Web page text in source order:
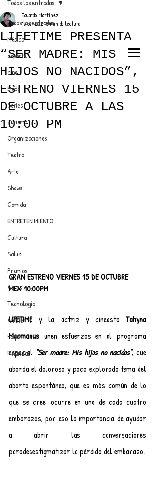
ANUNCIATE CON NOSOTROS
PARA MÁS INFORMACIÓN:
dinamicaseltrendytop@gmail.com
EL TRENDY TOP
CON EDDY MARTINEZ
Todas las entradas
Música
deporte
cine
Moda
Series
Turismo
Organizaciones
Teatro
Arte
Shows
Comida
ENTRETENIMIENTO
Cultura
Salud
Premios
Autos
Tecnología
Ambiente
Hogar
Finanzas
Todas las entradas
LIFETIME PRESENTA
“SER MADRE: MIS
HIJOS NO NACIDOS”,
ESTRENO VIERNES 15
DE OCTUBRE A LAS
10:00 PM
Eduardo Martínez
15 oct 20213 min de lectura
GRAN ESTRENO VIERNES 15 DE OCTUBRE
MEX 10:00PM
LIFETIME y la actriz y cineasta Tahyna
Macmanus unen esfuerzos en el programa
especial “Ser madre: Mis hijos no nacidos”, que
aborda el doloroso y poco explorado tema del
aborto espontáneo, que es más común de lo
que se cree: ocurre en uno de cada cuatro
embarazos, por eso la importancia de ayudar
a abrir las conversaciones
paradesestigmatizar la pérdida del embarazo.